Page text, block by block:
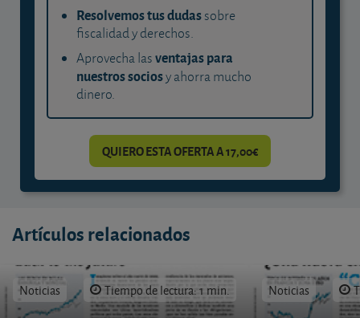
Resolvemos tus dudassobre
fiscalidad y derechos.
Aprovecha lasventajas para
nuestros sociosy ahorra mucho
dinero.
QUIERO ESTA OFERTA A 17,00€
Artículos relacionados
Noticias Tiempo de lectura: 1 min. Noticias